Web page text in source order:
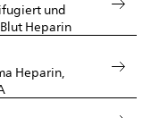
und
Heparin
Heparin,